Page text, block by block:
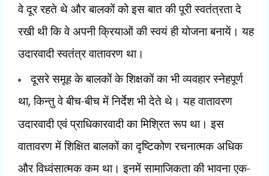
वे दूर रहते थे और बालकों को इस बात की पूरी स्वतंत्रता दे
रखी थी कि वे अपनी क्रियाओं की स्वयं ही योजना बनायें। यह
उदारवादी स्वतंत्र वातावरण था।
दूसरे समूह के बालकों के शिक्षकों का भी व्यवहार स्नेहपूर्ण
था,किन्तु वे बीच-बीच में निर्देश भी देते थे। यह वातावरण
उदारवादी एवं प्राधिकारवादी का मिश्रित रूप था। इस
वातावरण में शिक्षित बालकों का दृष्टिकोण रचनात्मक अधिक
और विध्वंसात्मक कम था। इनमें सामाजिकता की भावना एक-